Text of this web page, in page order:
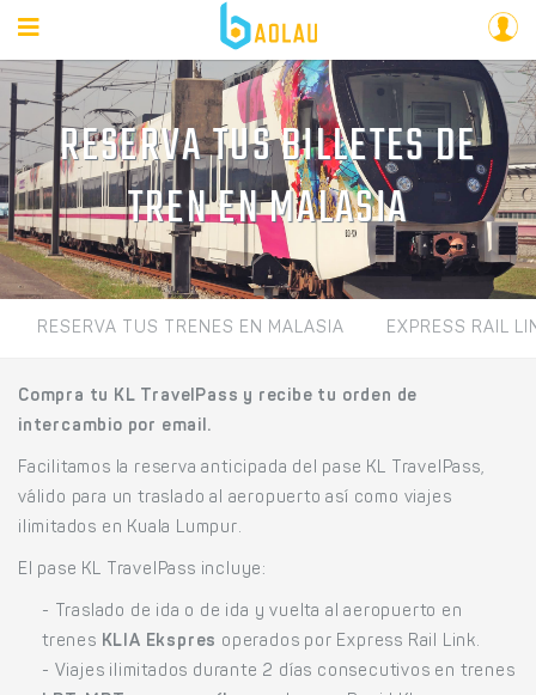
RESERVA TUS BILLETES DE
TREN EN MALASIA
RESERVA TUS TRENES EN MALASIA EXPRESS RAIL
Compra tu KL TravelPass y recibe tu orden de
intercambio por email.
Facilitamos la reserva anticipada del pase KL TravelPass,
válido para un traslado al aeropuerto así como viajes
ilimitados en Kuala Lumpur.
El pase KL TravelPass incluye:
- Traslado de ida o de ida y vuelta al aeropuerto en
trenes KLIA Ekspres operados por Express Rail Link.
- Viajes ilimitados durante 2 días consecutivos en trenes